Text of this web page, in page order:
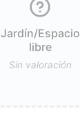
Jardín/Espacio
libre
Sin valoración